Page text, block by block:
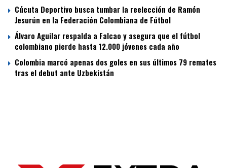
Cúcuta Deportivo busca tumbar la reelección de Ramón
Jesurún en la Federación Colombiana de Fútbol
Álvaro Aguilar respalda a Falcao y asegura que el fútbol
colombiano pierde hasta 12.000 jóvenes cada año
Colombia marcó apenas dos goles en sus últimos 79 remates
tras el debut ante Uzbekistán